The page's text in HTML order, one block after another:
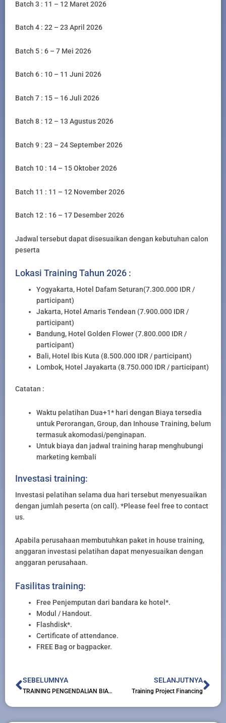
Batch 3 : 11 – 12 Maret 2026
Batch 4 : 22 – 23 April 2026
Batch 5 : 6 – 7 Mei 2026
Batch 6 : 10 – 11 Juni 2026
Batch 7 : 15 – 16 Juli 2026
Batch 8 : 12 – 13 Agustus 2026
Batch 9 : 23 – 24 September 2026
Batch 10 : 14 – 15 Oktober 2026
Batch 11 : 11 – 12 November 2026
Batch 12 : 16 – 17 Desember 2026
Jadwal tersebut dapat disesuaikan dengan kebutuhan calon
peserta
Lokasi Training Tahun 2026 :
Yogyakarta, Hotel Dafam Seturan(7.300.000 IDR /
participant)
Jakarta, Hotel Amaris Tendean (7.900.000 IDR /
participant)
Bandung, Hotel Golden Flower (7.800.000 IDR /
participant)
Bali, Hotel Ibis Kuta (8.500.000 IDR / participant)
Lombok, Hotel Jayakarta (8.750.000 IDR / participant)
Catatan :
Waktu pelatihan Dua+1* hari dengan Biaya tersedia
untuk Perorangan, Group, dan Inhouse Training, belum
termasuk akomodasi/penginapan.
Untuk biaya dan jadwal training harap menghubungi
marketing kembali
Investasi training:
Investasi pelatihan selama dua hari tersebut menyesuaikan
dengan jumlah peserta (on call). *Please feel free to contact
us.
Apabila perusahaan membutuhkan paket in house training,
anggaran investasi pelatihan dapat menyesuaikan dengan
anggaran perusahaan.
Fasilitas training:
Free Penjemputan dari bandara ke hotel*.
Modul / Handout.
Flashdisk*.
Certificate of attendance.
FREE Bag or bagpacker.
Prev
SEBELUMNYA
TRAINING PENGENDALIAN BIAYA
SELANJUTNYA
Training Project Financing